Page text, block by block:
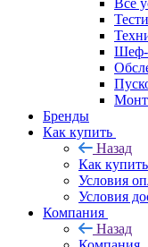
Все
Шеф-
Бренды
Как купить
Назад
Как купить
Условия
Условия
Компания
Назад